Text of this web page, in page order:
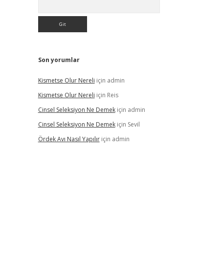
Son yorumlar
Kismetse Olur Nereli için admin
Kismetse Olur Nereli için Reis
Cinsel Seleksiyon Ne Demekiçin admin
Cinsel Seleksiyon Ne Demekiçin Sevil
Ördek Avı Nasıl Yapılıriçin admin